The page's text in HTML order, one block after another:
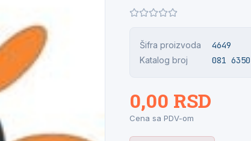
Šifra proizvoda 4649
Katalog broj 081
0,00 RSD
Cena sa PDV-om